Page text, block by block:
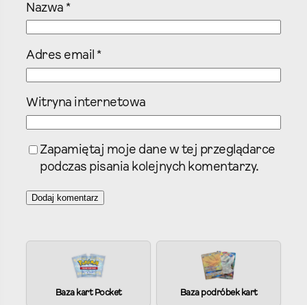
Nazwa *
Adres email *
Witryna internetowa
Zapamiętaj moje dane w tej przeglądarce
podczas pisania kolejnych komentarzy.
l
Baza kart Pocket Baza podróbek kart